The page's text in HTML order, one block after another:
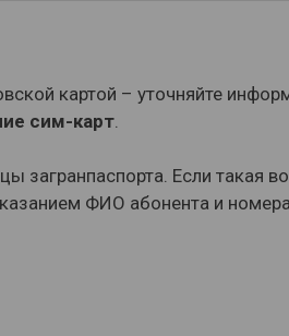
картой – уточняйте
сим-карт.
загранпаспорта. Если такая
ФИО абонента и